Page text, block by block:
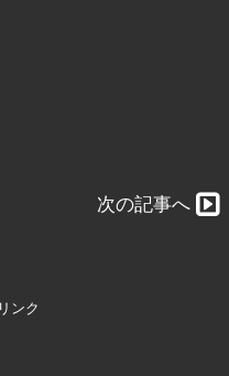
次の記事へ
ンク